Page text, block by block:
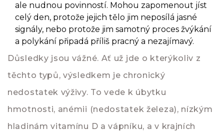
ale nudnou povinností. Mohou zapomenout jíst
celý den, protože jejich tělo jim neposílá jasné
signály, nebo protože jim samotný proces žvýkání
a polykání připadá příliš pracný a nezajímavý.
Důsledky jsou vážné. Ať už jde o kterýkoliv z
těchto typů, výsledkem je chronický
nedostatek výživy. To vede k úbytku
hmotnosti, anémii (nedostatek železa), nízkým
hladinám vitamínu D a vápníku, a v krajních